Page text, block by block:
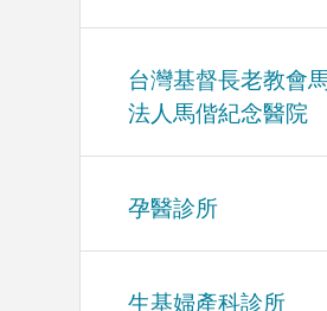
台灣基督長老教會
法人馬偕紀念醫院
孕醫診所
生基婦產科診所